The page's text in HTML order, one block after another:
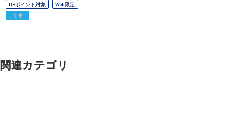
OPポイント対象
Web限定
冷凍
関連カテゴリ